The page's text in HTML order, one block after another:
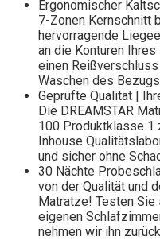
Ergonomischer
7-Zonen Kernschnitt
hervorragende
an die Konturen
einen
Waschen des
Geprüfte Qualität |
Die DREAMSTAR
100 Produktklasse 1
Inhouse
und sicher ohne
30 Nächte
von der Qualität und
Matratze! Testen Sie
eigenen
nehmen wir ihn